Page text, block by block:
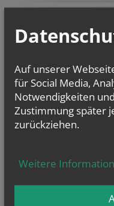
KATHOLISCH.AT
Weinbau im Stift
Priesternationalelf feiert...
Auf unserer
für Social Media,
Notwendigkeiten
Zustimmung später
zurückziehen.
Weitere